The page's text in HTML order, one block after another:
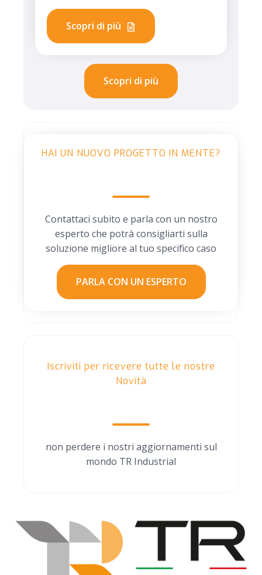
Scopri di più
Scopri di più
HAI UN NUOVO PROGETTO IN MENTE?
Contattaci subito e parla con un nostro
esperto che potrà consigliarti sulla
soluzione migliore al tuo specifico caso
PARLA CON UN ESPERTO
Iscriviti per ricevere tutte le nostre
Novità
non perdere i nostri aggiornamenti sul
mondo TR Industrial